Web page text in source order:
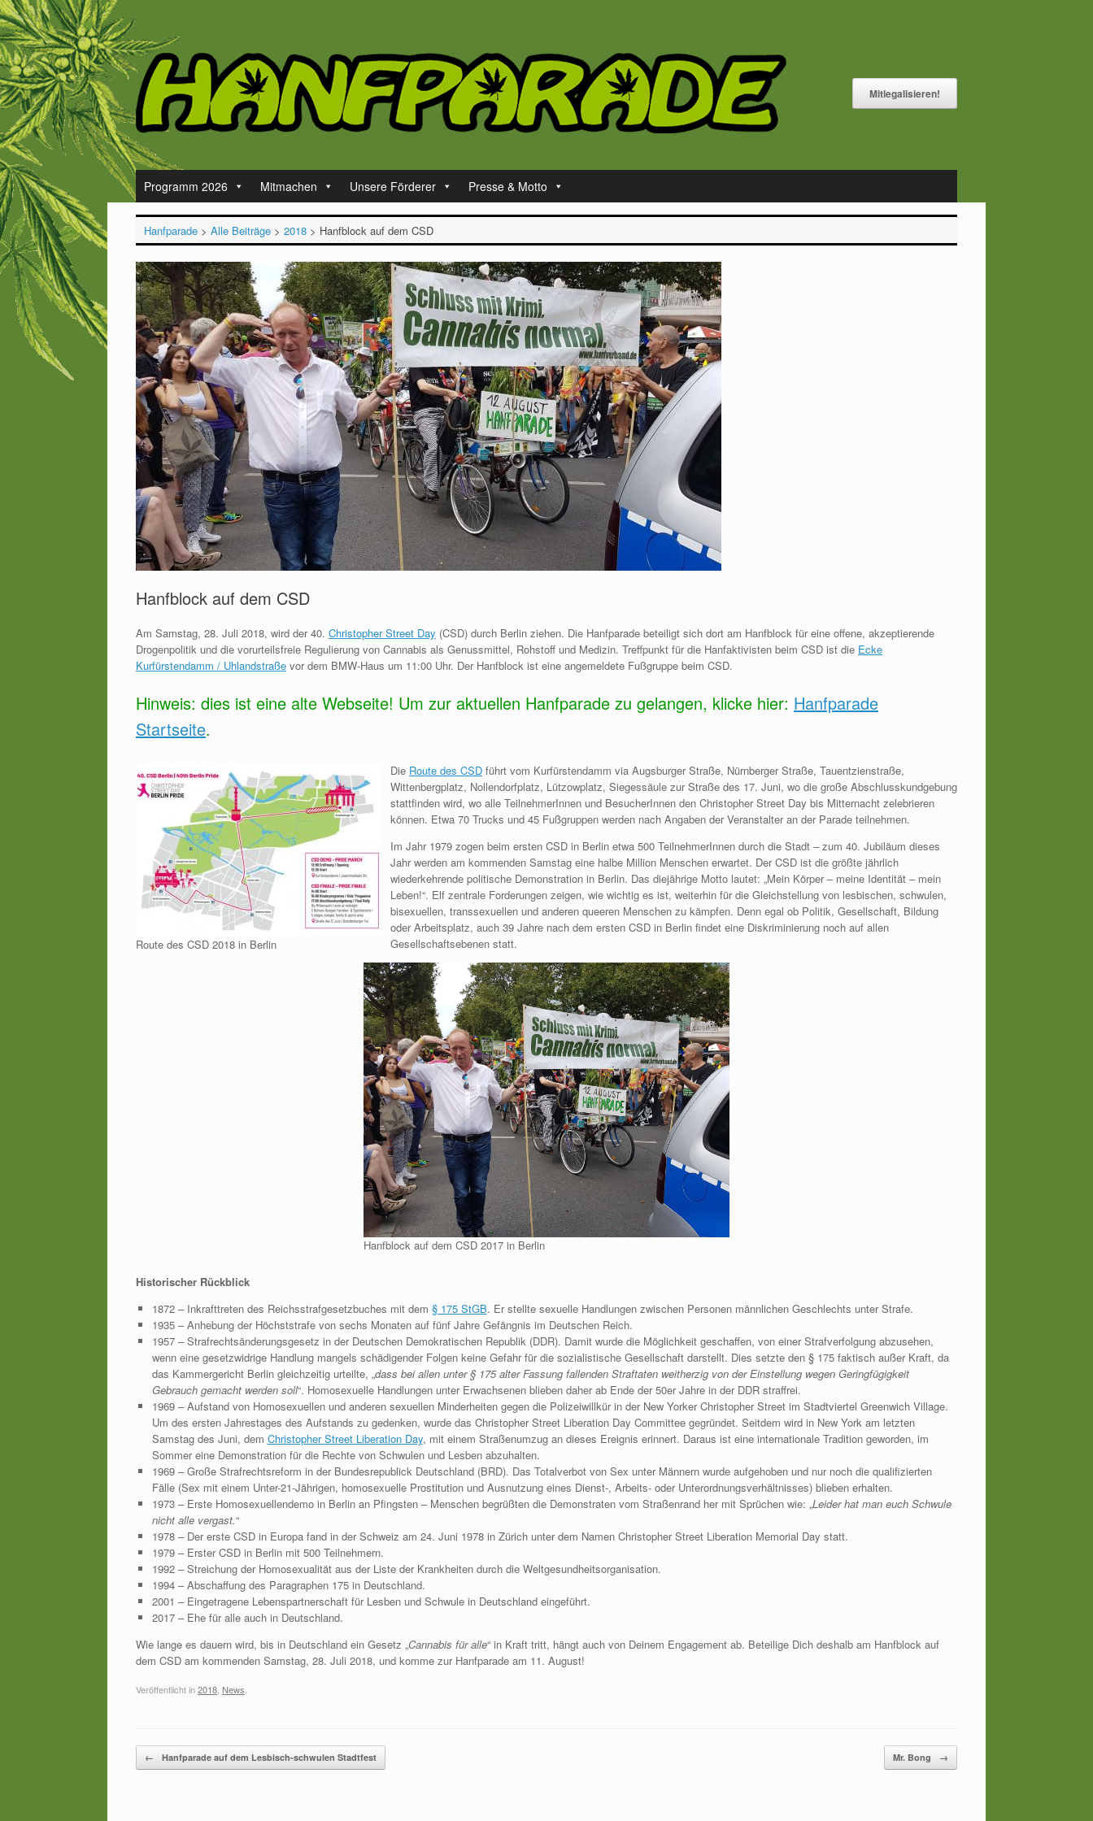
Zum
Inhalt
springen
Mitlegalisieren!
Programm 2026 Mitmachen Unsere Förderer Presse & Motto
Hanfparade> Alle Beiträge> 2018> Hanfblock auf dem CSD
Hanfblock auf dem CSD
Am Samstag, 28. Juli 2018, wird der 40. Christopher Street Day (CSD) durch Berlin ziehen. Die Hanfparade beteiligt sich dort am Hanfblock für eine offene, akzeptierende
Drogenpolitik und die vorurteilsfreie Regulierung von Cannabis als Genussmittel, Rohstoff und Medizin. Treffpunkt für die Hanfaktivisten beim CSD ist die Ecke
Kurfürstendamm / Uhlandstraße vor dem BMW-Haus um 11:00 Uhr. Der Hanfblock ist eine angemeldete Fußgruppe beim CSD.
Hinweis: dies ist eine alte Webseite! Um zur aktuellen Hanfparade zu gelangen, klicke hier: Hanfparade
Startseite.
Route des CSD 2018 in Berlin
Die Route des CSD führt vom Kurfürstendamm via Augsburger Straße, Nürnberger Straße, Tauentzienstraße,
Wittenbergplatz, Nollendorfplatz, Lützowplatz, Siegessäule zur Straße des 17. Juni, wo die große Abschlusskundgebung
stattfinden wird, wo alle TeilnehmerInnen und BesucherInnen den Christopher Street Day bis Mitternacht zelebrieren
können. Etwa 70 Trucks und 45 Fußgruppen werden nach Angaben der Veranstalter an der Parade teilnehmen.
Im Jahr 1979 zogen beim ersten CSD in Berlin etwa 500 TeilnehmerInnen durch die Stadt – zum 40. Jubiläum dieses
Jahr werden am kommenden Samstag eine halbe Million Menschen erwartet. Der CSD ist die größte jährlich
wiederkehrende politische Demonstration in Berlin. Das diejährige Motto lautet: „Mein Körper – meine Identität – mein
Leben!“. Elf zentrale Forderungen zeigen, wie wichtig es ist, weiterhin für die Gleichstellung von lesbischen, schwulen,
bisexuellen, transsexuellen und anderen queeren Menschen zu kämpfen. Denn egal ob Politik, Gesellschaft, Bildung
oder Arbeitsplatz, auch 39 Jahre nach dem ersten CSD in Berlin findet eine Diskriminierung noch auf allen
Gesellschaftsebenen statt.
Hanfblock auf dem CSD 2017 in Berlin
Historischer Rückblick
1872 – Inkrafttreten des Reichsstrafgesetzbuches mit dem § 175 StGB. Er stellte sexuelle Handlungen zwischen Personen männlichen Geschlechts unter Strafe.
1935 – Anhebung der Höchststrafe von sechs Monaten auf fünf Jahre Gefängnis im Deutschen Reich.
1957 – Strafrechtsänderungsgesetz in der Deutschen Demokratischen Republik (DDR). Damit wurde die Möglichkeit geschaffen, von einer Strafverfolgung abzusehen,
wenn eine gesetzwidrige Handlung mangels schädigender Folgen keine Gefahr für die sozialistische Gesellschaft darstellt. Dies setzte den § 175 faktisch außer Kraft, da
das Kammergericht Berlin gleichzeitig urteilte, „dass bei allen unter § 175 alter Fassung fallenden Straftaten weitherzig von der Einstellung wegen Geringfügigkeit
Gebrauch gemacht werden soll“. Homosexuelle Handlungen unter Erwachsenen blieben daher ab Ende der 50er Jahre in der DDR straffrei.
1969 – Aufstand von Homosexuellen und anderen sexuellen Minderheiten gegen die Polizeiwillkür in der New Yorker Christopher Street im Stadtviertel Greenwich Village.
Um des ersten Jahrestages des Aufstands zu gedenken, wurde das Christopher Street Liberation Day Committee gegründet. Seitdem wird in New York am letzten
Samstag des Juni, dem Christopher Street Liberation Day, mit einem Straßenumzug an dieses Ereignis erinnert. Daraus ist eine internationale Tradition geworden, im
Sommer eine Demonstration für die Rechte von Schwulen und Lesben abzuhalten.
1969 – Große Strafrechtsreform in der Bundesrepublick Deutschland (BRD). Das Totalverbot von Sex unter Männern wurde aufgehoben und nur noch die qualifizierten
Fälle (Sex mit einem Unter-21-Jährigen, homosexuelle Prostitution und Ausnutzung eines Dienst-, Arbeits- oder Unterordnungsverhältnisses) blieben erhalten.
1973 – Erste Homosexuellendemo in Berlin an Pfingsten – Menschen begrüßten die Demonstraten vom Straßenrand her mit Sprüchen wie: „Leider hat man euch Schwule
nicht alle vergast.“
1978 – Der erste CSD in Europa fand in der Schweiz am 24. Juni 1978 in Zürich unter dem Namen Christopher Street Liberation Memorial Day statt.
1979 – Erster CSD in Berlin mit 500 Teilnehmern.
1992 – Streichung der Homosexualität aus der Liste der Krankheiten durch die Weltgesundheitsorganisation.
1994 – Abschaffung des Paragraphen 175 in Deutschland.
2001 – Eingetragene Lebenspartnerschaft für Lesben und Schwule in Deutschland eingeführt.
2017 – Ehe für alle auch in Deutschland.
Wie lange es dauern wird, bis in Deutschland ein Gesetz „Cannabis für alle“ in Kraft tritt, hängt auch von Deinem Engagement ab. Beteilige Dich deshalb am Hanfblock auf
dem CSD am kommenden Samstag, 28. Juli 2018, und komme zur Hanfparade am 11. August!
Veröffentlicht in2018 News
Beitragsnavigation
← Hanfparade auf dem Lesbisch-schwulen Stadtfest Mr. Bong →